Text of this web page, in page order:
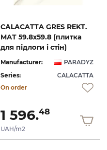
CALACATTA GRES REKT.
MAT 59.8х59.8 (плитка
для підлоги і стін)
Manufacturer:
PARADYZ
Series:
CALACATTA
On order
1 596.48
UAH/m2